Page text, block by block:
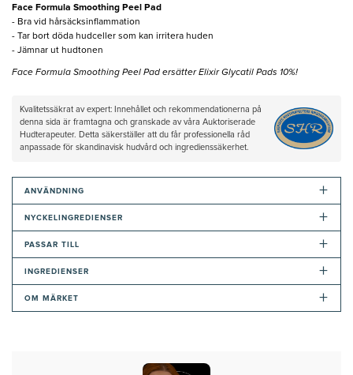
Face Formula Smoothing Peel Pad​
- Bra vid hårsäcksinflammation
- Tar bort döda hudceller som kan irritera huden
- Jämnar ut hudtonen
Face Formula Smoothing Peel Pad ersätter Elixir Glycatil Pads 10%!
Kvalitetssäkrat av expert: Innehållet och rekommendationerna på
denna sida är framtagna och granskade av våra Auktoriserade
Hudterapeuter. Detta säkerställer att du får professionella råd
anpassade för skandinavisk hudvård och ingredienssäkerhet.
ANVÄNDNING +
NYCKELINGREDIENSER +
PASSAR TILL +
INGREDIENSER +
OM MÄRKET +